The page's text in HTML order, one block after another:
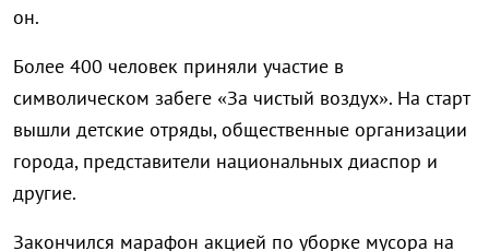
он.
Более 400 человек приняли участие в
символическом забеге «За чистый воздух». На старт
вышли детские отряды, общественные организации
города, представители национальных диаспор и
другие.
Закончился марафон акцией по уборке мусора на